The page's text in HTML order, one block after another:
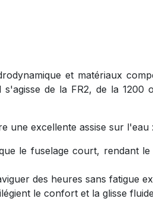
et matériaux
de la FR2, de la 1200
une excellente assise sur l'eau :
le fuselage court, rendant
des heures sans fatigue
le confort et la glisse